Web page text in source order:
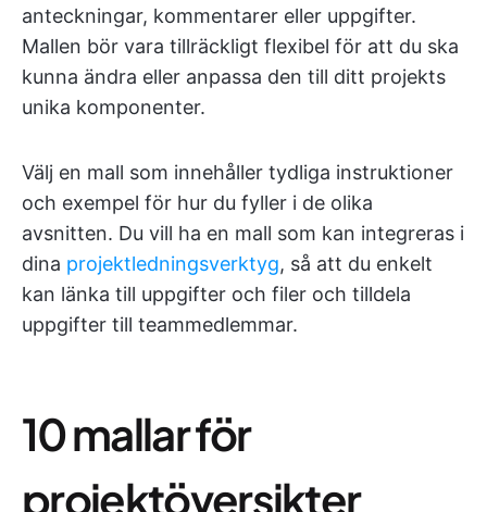
anteckningar, kommentarer eller uppgifter.
Mallen bör vara tillräckligt flexibel för att du ska
kunna ändra eller anpassa den till ditt projekts
unika komponenter.
Välj en mall som innehåller tydliga instruktioner
och exempel för hur du fyller i de olika
avsnitten. Du vill ha en mall som kan integreras i
dina projektledningsverktyg, så att du enkelt
kan länka till uppgifter och filer och tilldela
uppgifter till teammedlemmar.
10 mallar för
projektöversikter